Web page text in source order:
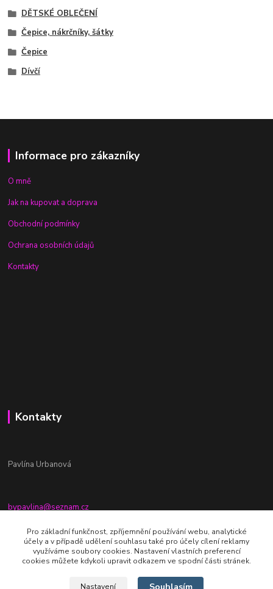
DĚTSKÉ OBLEČENÍ
Čepice, nákrčníky, šátky
Čepice
Dívčí
Informace pro zákazníky
O mně
Jak na kupovat a doprava
Obchodní podmínky
Ochrana osobních údajů
Kontakty
Kontakty
Pavlína Urbanová
bypavlina@seznam.cz
+420774917196
Fb stránka - By pavlina
Pro základní funkčnost, zpříjemnění používání webu, analytické
účely a v případě udělení souhlasu také pro účely cílení reklamy
využíváme soubory cookies. Nastavení vlastních preferencí
cookies můžete kdykoli upravit odkazem ve spodní části stránek.
Nastavení